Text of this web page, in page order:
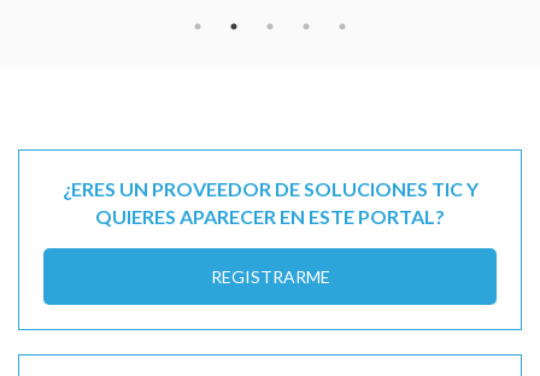
¿ERES UN PROVEEDOR DE SOLUCIONES TIC Y
QUIERES APARECER EN ESTE PORTAL?
REGISTRARME